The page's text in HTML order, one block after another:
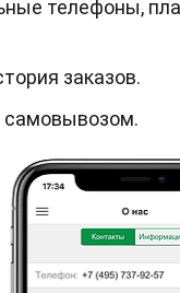
телефоны,
заказов.
самовывозом.